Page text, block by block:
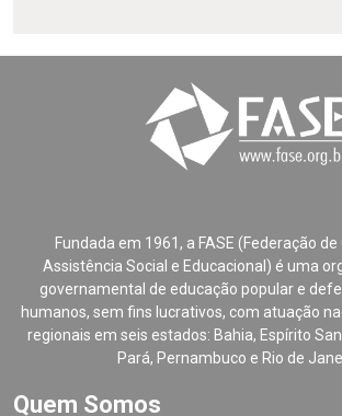
Fundada em 1961, a FASE (Federação
Assistência Social e Educacional) é uma
governamental de educação popular e
humanos, sem fins lucrativos, com atuação
regionais em seis estados: Bahia, Espírito
Pará, Pernambuco e Rio de
Quem Somos